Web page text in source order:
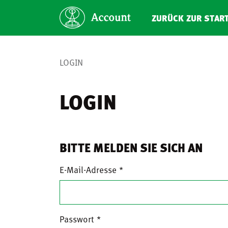
ZURÜCK ZUR
LOGIN
LOGIN
BITTE MELDEN SIE SICH AN
E-Mail-Adresse
Passwort